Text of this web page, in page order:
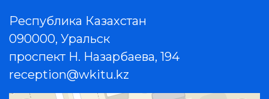
Республика Казахстан
090000, Уральск
проспект Н. Назарбаева, 194
reception@wkitu.kz